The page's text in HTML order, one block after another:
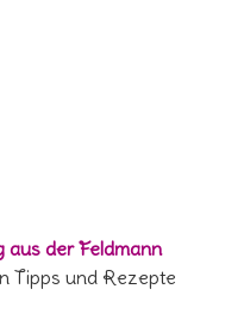
aus der Feldmann
Tipps und Rezepte